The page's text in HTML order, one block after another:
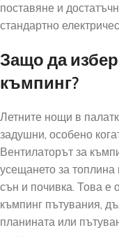
поставяне и
стандартно
Защо да
къмпинг?
Летните нощи в
задушни, особено
Вентилаторът за
усещането за
сън и почивка. Това е
къмпинг пътувания,
планината или